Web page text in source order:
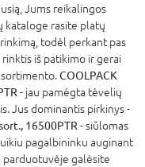
Jums reikalingos
kataloge rasite platų
todėl perkant pas
iš patikimo ir gerai
COOLPACK
- jau pamėgta tėvelių
Jus dominantis pirkinys -
16500PTR- siūlomas
pagalbininku auginant
parduotuvėje galėsite